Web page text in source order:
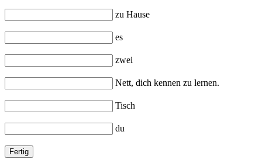
zu Hause
es
zwei
Nett, dich kennen zu lernen.
Tisch
du